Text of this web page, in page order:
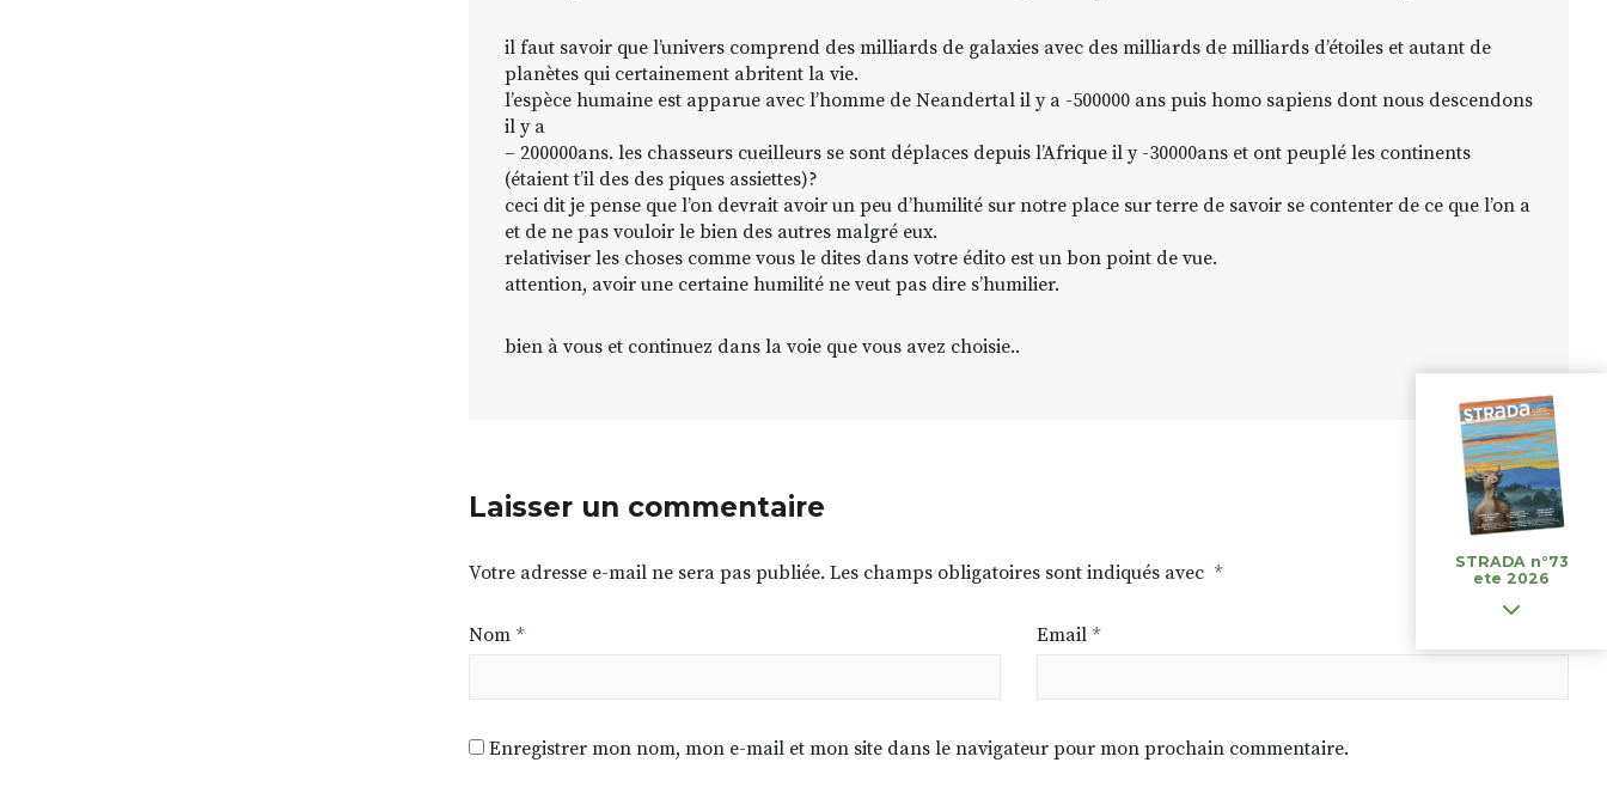
il faut savoir que l’univers comprend des milliards de galaxies avec des milliards de milliards d’étoiles et autant de
planètes qui certainement abritent la vie.
l’espèce humaine est apparue avec l’homme de Neandertal il y a -500000 ans puis homo sapiens dont nous descendons
il y a
– 200000ans. les chasseurs cueilleurs se sont déplaces depuis l’Afrique il y -30000ans et ont peuplé les continents
(étaient t’il des des piques assiettes)?
ceci dit je pense que l’on devrait avoir un peu d’humilité sur notre place sur terre de savoir se contenter de ce que l’on a
et de ne pas vouloir le bien des autres malgré eux.
relativiser les choses comme vous le dites dans votre édito est un bon point de vue.
attention, avoir une certaine humilité ne veut pas dire s’humilier.
bien à vous et continuez dans la voie que vous avez choisie..
Laisser un commentaire
Votre adresse e-mail ne sera pas publiée. Les champs obligatoires sont indiqués avec *
Nom * Email *
Enregistrer mon nom, mon e-mail et mon site dans le navigateur pour mon prochain commentaire.
STRADA n°73
ete 2026